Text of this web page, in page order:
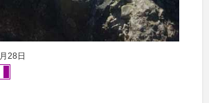
28日